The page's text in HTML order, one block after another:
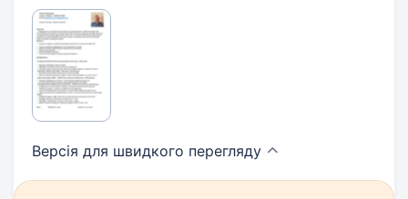
Версія для швидкого перегляду